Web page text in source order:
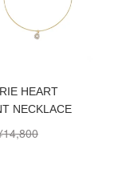
HEART
NECKLACE